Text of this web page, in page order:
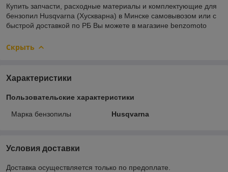
Купить запчасти, расходные материалы и комплектующие для
бензопил Husqvarna (Хускварна) в Минске самовывозом или с
быстрой доставкой по РБ Вы можете в магазине benzomoto
Скрыть
Характеристики
Пользовательские характеристики
Марка бензопилы Husqvarna
Условия доставки
Доставка осуществляется только по предоплате.